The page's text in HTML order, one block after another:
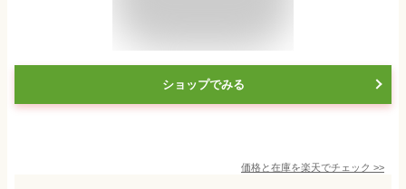
ショップでみる
価格と在庫を楽天でチェック >>